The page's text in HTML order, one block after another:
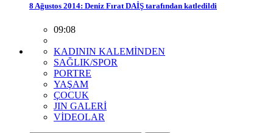
8 Ağustos 2014: Deniz Fırat DAİŞ tarafından katledildi
09:08
KADININ KALEMİNDEN
SAĞLIK/SPOR
PORTRE
YAŞAM
ÇOCUK
JIN GALERİ
VİDEOLAR